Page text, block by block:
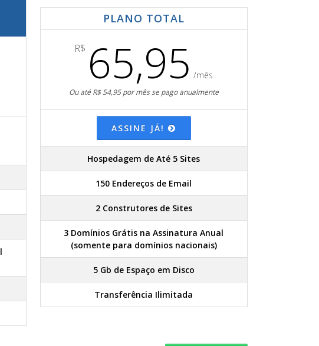
PLANO TOTAL
R$ 65,95 /mês
Ou até R$ 54,95 por mês se pago anualmente
ASSINE JÁ!
Hospedagem de Até 5 Sites
150 Endereços de Email
2 Construtores de Sites
3 Domínios Grátis na Assinatura Anual
(somente para domínios nacionais)
5 Gb de Espaço em Disco
Transferência Ilimitada